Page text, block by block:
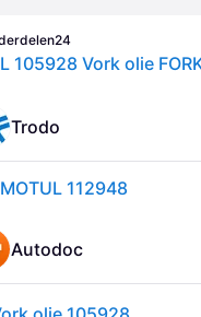
105928 Vork olie
Trodo
112948
Autodoc